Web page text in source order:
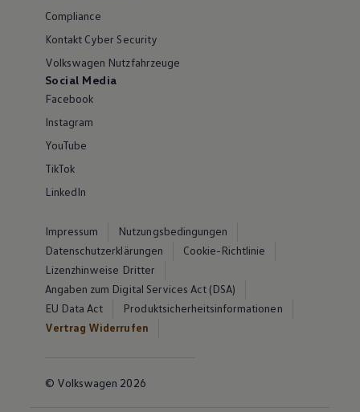
Compliance
Kontakt Cyber Security
Volkswagen Nutzfahrzeuge
Social Media
Facebook
Instagram
YouTube
TikTok
LinkedIn
Impressum
Nutzungsbedingungen
Datenschutzerklärungen
Cookie-Richtlinie
Lizenzhinweise Dritter
Angaben zum Digital Services Act (DSA)
EU Data Act
Produktsicherheitsinformationen
Vertrag Widerrufen
© Volkswagen 2026